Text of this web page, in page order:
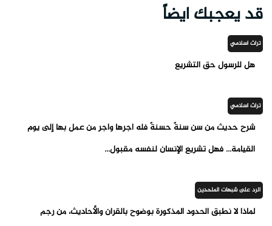
قد يعجبك ايضاً
تراث اسلامي
هل للرسول حق التشريع
تراث اسلامي
شرح حديث من سن سنةً حسنةً فله أجرها وأجر من عمل بها إلى يوم
القيامة... فهل تشريع الإنسان لنفسه مقبول...
الرد على شبهات الملحدين
لماذا لا نطبق الحدود المذكورة بوضوح بالقران والأحاديث، من رجم